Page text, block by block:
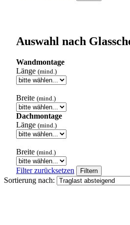
Auswahl nach
Wandmontage
Länge (mind.)
Breite (mind.)
Dachmontage
Länge (mind.)
Breite (mind.)
Filter zurücksetzen Filtern
Sortierung nach: